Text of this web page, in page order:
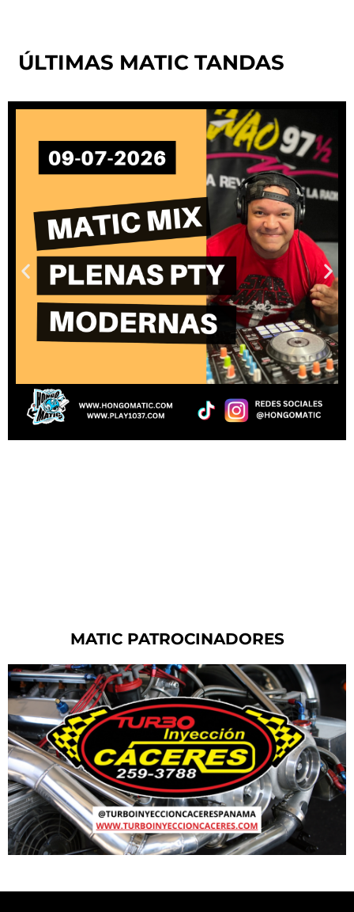
ÚLTIMAS MATIC TANDAS
MATIC PATROCINADORES